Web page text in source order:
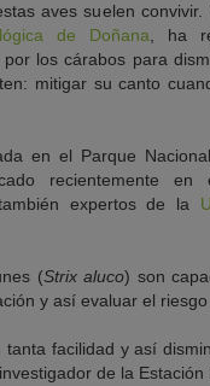
aves suelen
de Doñana , ha
los cárabos para
mitigar su canto
en el Parque
recientemente en
expertos de la
(Strix aluco) son
y así evaluar el riesgo
facilidad y así
de la Estación